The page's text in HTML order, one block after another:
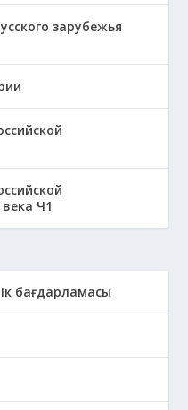
зарубежья
Ч1
бағдарламасы